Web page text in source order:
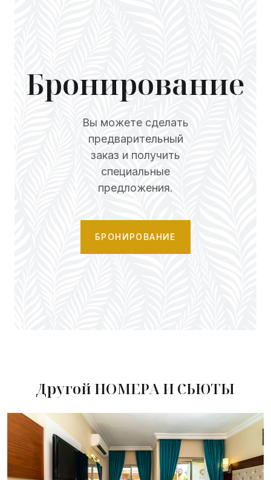
Бронирование
Вы можете сделать
предварительный
заказ и получить
специальные
предложения.
БРОНИРОВАНИЕ
Другой НОМЕРА И СЬЮТЫ